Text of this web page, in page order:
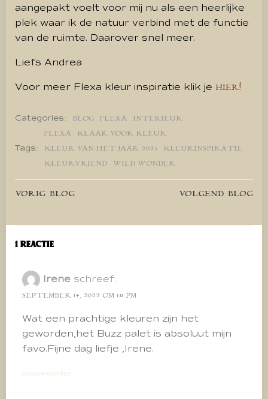
aangepakt voelt voor mij nu als een heerlijke
plek waar ik de natuur verbind met de functie
van de ruimte. Daarover snel meer.
Liefs Andrea
Voor meer Flexa kleur inspiratie klik je HIER!
Categories: BLOG FLEXA INTERIEUR
Tags:
FLEXA
KLAAR VOOR KLEUR
KLEUR VAN HET JAAR 2023
KLEURINSPIRATIE
KLEURVRIEND
WILD WONDER
Bericht
navigatie
VORIG BLOG
Bericht
navigatie
VOLGEND BLOG
1 reactie
Irene schreef:
SEPTEMBER 14, 2022 OM 1:11 PM
Wat een prachtige kleuren zijn het
geworden,het Buzz palet is absoluut mijn
favo.Fijne dag liefje ,Irene.
beantwoorden